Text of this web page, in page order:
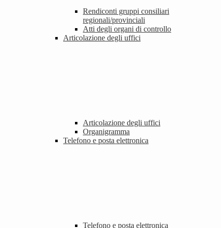
Rendiconti gruppi consiliari
regionali/provinciali
Atti degli organi di controllo
Articolazione degli uffici
Articolazione degli uffici
Organigramma
Telefono e posta elettronica
Telefono e posta elettronica